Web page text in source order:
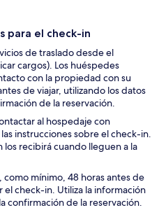
para el check-in
de traslado desde el
cargos). Los huéspedes
con la propiedad con su
de viajar, utilizando los datos
de la reservación.
al hospedaje con
instrucciones sobre el check-in.
los recibirá cuando lleguen a la
mínimo, 48 horas antes de
el check-in. Utiliza la información
confirmación de la reservación.